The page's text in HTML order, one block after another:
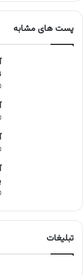
پست های مشابه
تبلیغات